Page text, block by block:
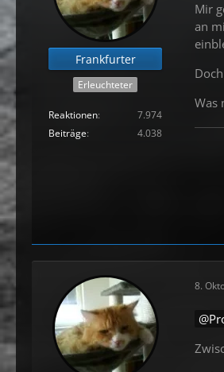
Frankfurter
Erleuchteter
Reaktionen
7.974
Beiträge
4.038
Mir
an
Was
8.